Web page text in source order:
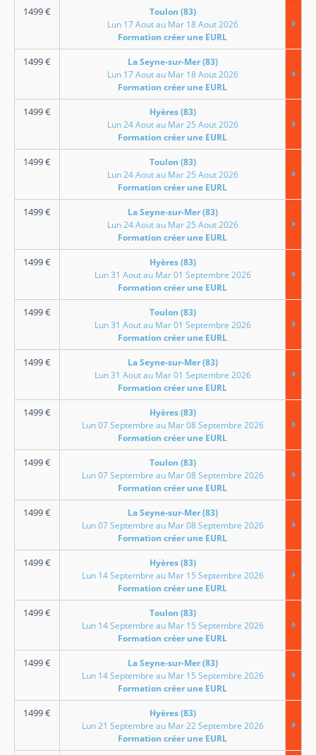
1499€
Toulon (83)
Lun 17 Aout au Mar 18 Aout 2026
Formation créer une EURL
1499€
La Seyne-sur-Mer (83)
Lun 17 Aout au Mar 18 Aout 2026
Formation créer une EURL
1499€
Hyères (83)
Lun 24 Aout au Mar 25 Aout 2026
Formation créer une EURL
1499€
Toulon (83)
Lun 24 Aout au Mar 25 Aout 2026
Formation créer une EURL
1499€
La Seyne-sur-Mer (83)
Lun 24 Aout au Mar 25 Aout 2026
Formation créer une EURL
1499€
Hyères (83)
Lun 31 Aout au Mar 01 Septembre 2026
Formation créer une EURL
1499€
Toulon (83)
Lun 31 Aout au Mar 01 Septembre 2026
Formation créer une EURL
1499€
La Seyne-sur-Mer (83)
Lun 31 Aout au Mar 01 Septembre 2026
Formation créer une EURL
1499€
Hyères (83)
Lun 07 Septembre au Mar 08 Septembre 2026
Formation créer une EURL
1499€
Toulon (83)
Lun 07 Septembre au Mar 08 Septembre 2026
Formation créer une EURL
1499€
La Seyne-sur-Mer (83)
Lun 07 Septembre au Mar 08 Septembre 2026
Formation créer une EURL
1499€
Hyères (83)
Lun 14 Septembre au Mar 15 Septembre 2026
Formation créer une EURL
1499€
Toulon (83)
Lun 14 Septembre au Mar 15 Septembre 2026
Formation créer une EURL
1499€
La Seyne-sur-Mer (83)
Lun 14 Septembre au Mar 15 Septembre 2026
Formation créer une EURL
1499€
Hyères (83)
Lun 21 Septembre au Mar 22 Septembre 2026
Formation créer une EURL